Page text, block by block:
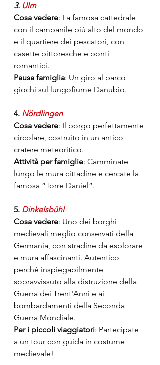
3. Ulm
Cosa vedere: La famosa cattedrale
con il campanile più alto del mondo
e il quartiere dei pescatori, con
casette pittoresche e ponti
romantici.
Pausa famiglia: Un giro al parco
giochi sul lungofiume Danubio.
4. Nördlingen
Cosa vedere: Il borgo perfettamente
circolare, costruito in un antico
cratere meteoritico.
Attività per famiglie: Camminate
lungo le mura cittadine e cercate la
famosa “Torre Daniel”.
5. Dinkelsbühl
Cosa vedere: Uno dei borghi
medievali meglio conservati della
Germania, con stradine da esplorare
e mura affascinanti. Autentico
perché inspiegabilmente
sopravvissuto alla distruzione della
Guerra dei Trent'Anni e ai
bombardamenti della Seconda
Guerra Mondiale.
Per i piccoli viaggiatori: Partecipate
a un tour con guida in costume
medievale!